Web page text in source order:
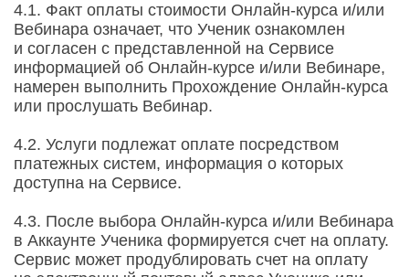
4.1. Факт оплаты стоимости Онлайн-курса и/или
Вебинара означает, что Ученик ознакомлен
и согласен с представленной на Сервисе
информацией об Онлайн-курсе и/или Вебинаре,
намерен выполнить Прохождение Онлайн-курса
или прослушать Вебинар.
4.2. Услуги подлежат оплате посредством
платежных систем, информация о которых
доступна на Сервисе.
4.3. После выбора Онлайн-курса и/или Вебинара
в Аккаунте Ученика формируется счет на оплату.
Сервис может продублировать счет на оплату